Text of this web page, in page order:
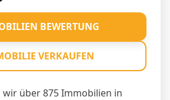
wir über 875 Immobilien in
BEWERTUNG
VERKAUFEN